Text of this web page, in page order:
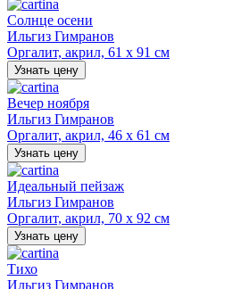
Солнце осени
Ильгиз Гимранов
Оргалит, акрил, 61 х 91 см
Узнать цену
Вечер ноября
Ильгиз Гимранов
Оргалит, акрил, 46 х 61 см
Узнать цену
Идеальный пейзаж
Ильгиз Гимранов
Оргалит, акрил, 70 х 92 см
Узнать цену
Тихо
Ильгиз Гимранов